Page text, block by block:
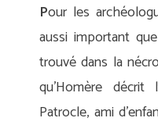
Pour les
aussi important
trouvé dans la
qu’Homère
Patrocle, ami